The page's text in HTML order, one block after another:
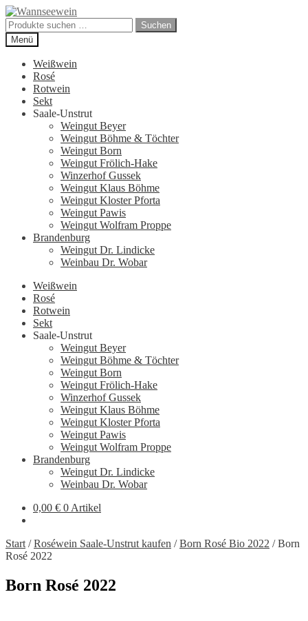
Zur
Navigation
springen
Zum
Inhalt
springen
Suchen
nach:
Suchen
Menü
Weißwein
Rosé
Rotwein
Sekt
Saale-Unstrut
Weingut Beyer
Weingut Böhme & Töchter
Weingut Born
Weingut Frölich-Hake
Winzerhof Gussek
Weingut Klaus Böhme
Weingut Kloster Pforta
Weingut Pawis
Weingut Wolfram Proppe
Brandenburg
Weingut Dr. Lindicke
Weinbau Dr. Wobar
Weißwein
Rosé
Rotwein
Sekt
Saale-Unstrut
Weingut Beyer
Weingut Böhme & Töchter
Weingut Born
Weingut Frölich-Hake
Winzerhof Gussek
Weingut Klaus Böhme
Weingut Kloster Pforta
Weingut Pawis
Weingut Wolfram Proppe
Brandenburg
Weingut Dr. Lindicke
Weinbau Dr. Wobar
0,00 € 0 Artikel
Start /Roséwein Saale-Unstrut kaufen /Born Rosé Bio 2022 /Born
Rosé 2022
Born Rosé 2022